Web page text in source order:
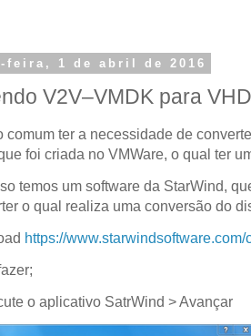
feira, 1 de abril de 2016
V2V–VMDK para VHD
comum ter a necessidade de
foi criada no VMWare, o qual ter
temos um software da StarWind,
o qual realiza uma conversão do
https://www.starwindsoftware.com/
o aplicativo SatrWind > Avançar